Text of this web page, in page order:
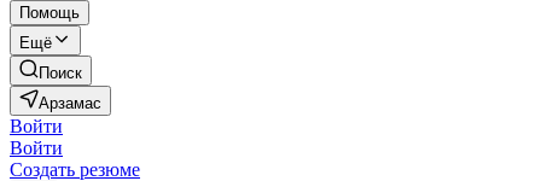
Помощь
Ещё
Поиск
Арзамас
Войти
Войти
Создать резюме